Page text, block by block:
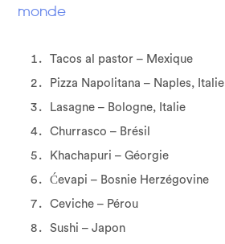
monde
Tacos al pastor – Mexique
Pizza Napolitana – Naples, Italie
Lasagne – Bologne, Italie
Churrasco – Brésil
Khachapuri – Géorgie
Ćevapi – Bosnie Herzégovine
Ceviche – Pérou
Sushi – Japon